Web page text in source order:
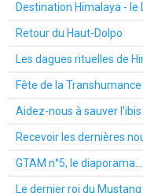
Destination Himalaya - le
Retour du Haut-Dolpo
Les dagues rituelles de
Fête de la
Aidez-nous à sauver
Recevoir les dernières
GTAM n°5, le diaporama...
Le dernier roi du